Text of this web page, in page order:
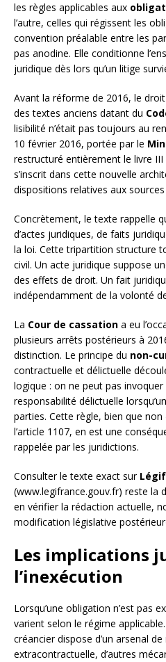
les règles applicables aux
l’autre, celles qui régissent les
convention préalable entre les
pas anodine. Elle conditionne
juridique dès lors qu’un litige
Avant la réforme de 2016, le
des textes anciens datant du
lisibilité n’était pas toujours au
10 février 2016, portée par le
restructuré entièrement le livre III
s’inscrit dans cette nouvelle
dispositions relatives aux
Concrètement, le texte rappelle
d’actes juridiques, de faits
la loi. Cette tripartition structure
civil. Un acte juridique suppose
des effets de droit. Un fait
indépendamment de la volonté
La Cour de cassation a eu
plusieurs arrêts postérieurs à
distinction. Le principe du non-
contractuelle et délictuelle
logique : on ne peut pas invoquer
responsabilité délictuelle
parties. Cette règle, bien que
l’article 1107, en est une
rappelée par les juridictions.
Consulter le texte exact sur
(www.legifrance.gouv.fr) reste la
en vérifier la rédaction actuelle,
modification législative
Les implications
l’inexécution
Lorsqu’une obligation n’est pas
varient selon le régime
créancier dispose d’un arsenal
extracontractuelle, d’autres